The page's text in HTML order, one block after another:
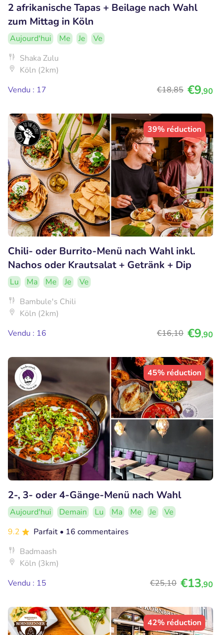
2 afrikanische Tapas + Beilage nach Wahl
zum Mittag in Köln
Aujourd'hui Me Je
Ve
Shaka Zulu
Köln (2km)
Vendu : 17
€18,85 €9,90
39% réduction
Chili- oder Burrito-Menü nach Wahl inkl.
Nachos oder Krautsalat + Getränk + Dip
Lu Ma Me Je
Ve
Bambule's Chili
Köln (2km)
Vendu : 16
€16,10 €9,90
45% réduction
2-, 3- oder 4-Gänge-Menü nach Wahl
Aujourd'hui Demain Lu Ma Me Je
Ve
9.2
Parfait • 16 commentaires
Badmaash
Köln (3km)
Vendu : 15
€25,10 €13,90
42% réduction